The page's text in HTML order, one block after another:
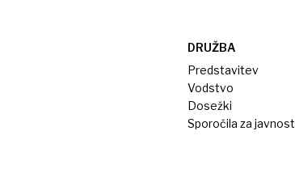
DRUŽBA
Predstavitev
Vodstvo
Dosežki
Sporočila za javnost